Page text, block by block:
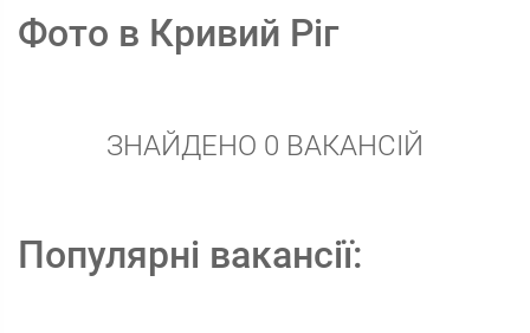
Фото в Кривий Ріг
ЗНАЙДЕНО 0 ВАКАНСІЙ
Популярні вакансії: